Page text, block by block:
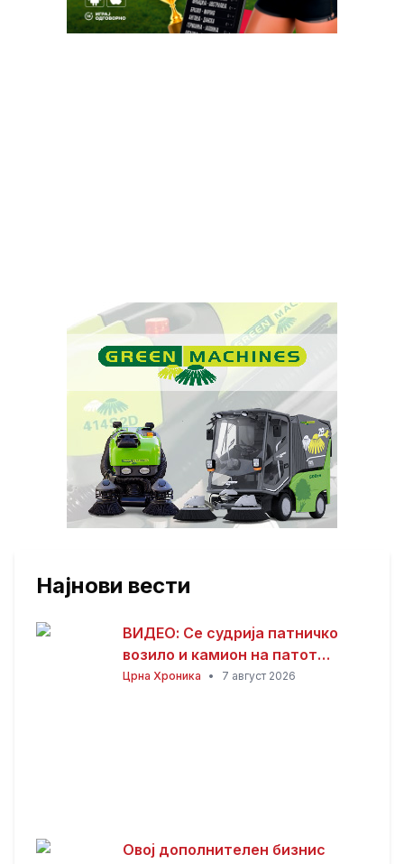
Најнови вести
ВИДЕО: Се судрија патничко
возило и камион на патот
Гостивар – Страж
Црна Хроника • 7 август 2026
Овој дополнителен бизнис